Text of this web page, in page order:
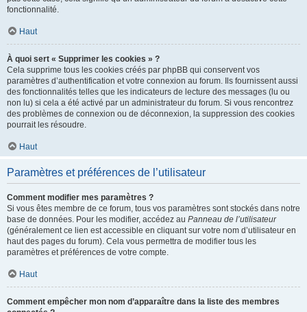
fonctionnalité.
Haut
À quoi sert « Supprimer les cookies » ?
Cela supprime tous les cookies créés par phpBB qui conservent vos
paramètres d’authentification et votre connexion au forum. Ils fournissent aussi
des fonctionnalités telles que les indicateurs de lecture des messages (lu ou
non lu) si cela a été activé par un administrateur du forum. Si vous rencontrez
des problèmes de connexion ou de déconnexion, la suppression des cookies
pourrait les résoudre.
Haut
Paramètres et préférences de l’utilisateur
Comment modifier mes paramètres ?
Si vous êtes membre de ce forum, tous vos paramètres sont stockés dans notre
base de données. Pour les modifier, accédez au Panneau de l’utilisateur
(généralement ce lien est accessible en cliquant sur votre nom d’utilisateur en
haut des pages du forum). Cela vous permettra de modifier tous les
paramètres et préférences de votre compte.
Haut
Comment empêcher mon nom d’apparaître dans la liste des membres